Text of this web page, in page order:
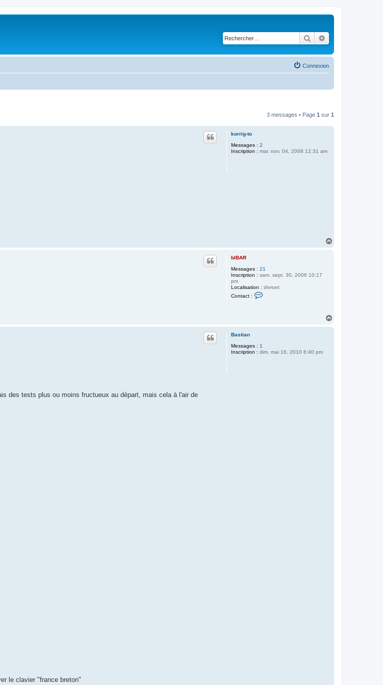
Rechercher
Connexion
3 messages • Page 1 sur 1
korrig-to
Messages : 2
Inscription : mar. nov. 04, 2008 12:31 am
bIBAR
Messages : 21
Inscription : sam. sept. 30, 2006 10:17
pm
Localisation : divroet
Contact :
I
Bastian
Messages : 1
Inscription : dim. mai 16, 2010 6:40 pm
des tests plus ou moins fructueux au départ, mais cela à l'air de
le clavier "france breton"